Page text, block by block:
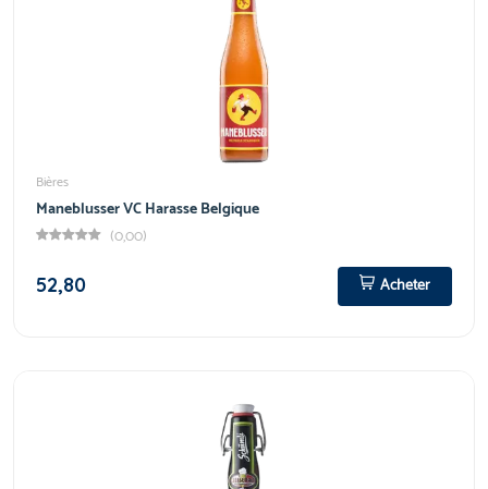
Bières
Maneblusser VC Harasse Belgique
(0,00)
52,80
Acheter